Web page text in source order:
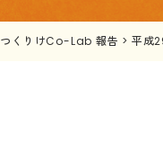
つくりけCo-Lab 報告 > 平成